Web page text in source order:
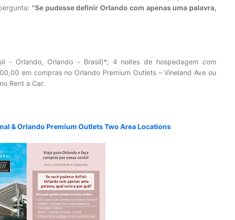
"Se pudesse definir Orlando com apenas uma palavra,
- Orlando, Orlando - Brasil)*; 4 noites de hospedagem com
em compras no Orlando Premium Outlets – Vineland Ave ou
Rent a Car.
& Orlando Premium Outlets Two Area Locations